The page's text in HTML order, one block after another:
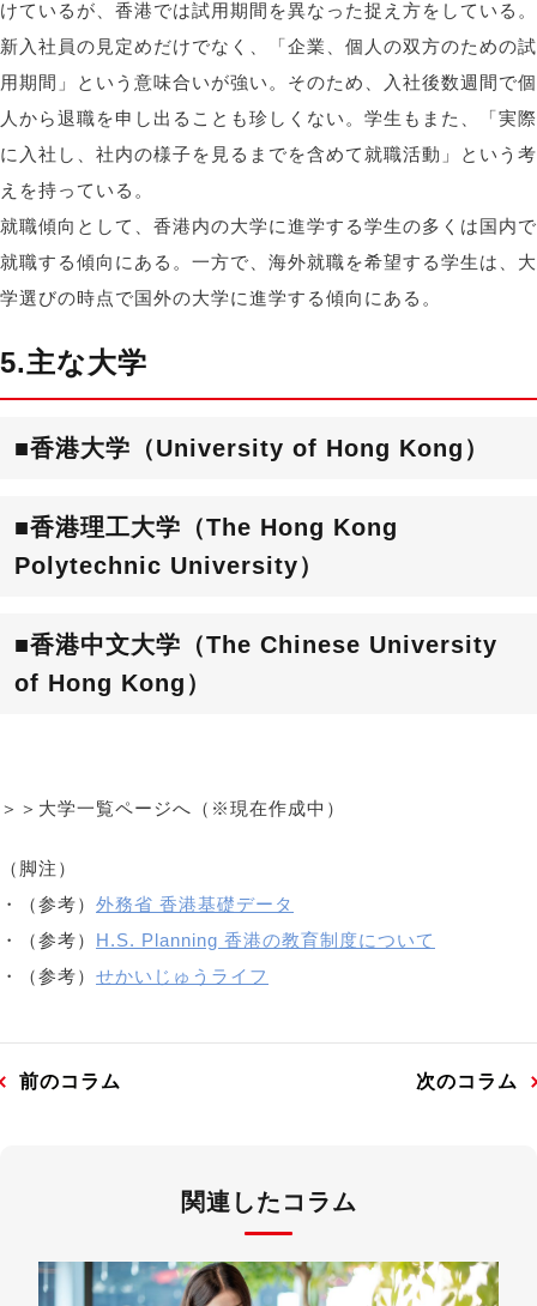
けているが、香港では試用期間を異なった捉え方をしている。
新入社員の見定めだけでなく、「企業、個人の双方のための試
用期間」という意味合いが強い。そのため、入社後数週間で個
人から退職を申し出ることも珍しくない。学生もまた、「実際
に入社し、社内の様子を見るまでを含めて就職活動」という考
えを持っている。
就職傾向として、香港内の大学に進学する学生の多くは国内で
就職する傾向にある。一方で、海外就職を希望する学生は、大
学選びの時点で国外の大学に進学する傾向にある。
5.主な大学
■香港大学（University of Hong Kong）
■香港理工大学（The Hong Kong
Polytechnic University）
■香港中文大学（The Chinese University
of Hong Kong）
＞＞大学一覧ページへ（※現在作成中）
（脚注）
・（参考） 外務省 香港基礎データ
・（参考） H.S. Planning 香港の教育制度について
・（参考） せかいじゅうライフ
前のコラム 次のコラム
関連したコラム